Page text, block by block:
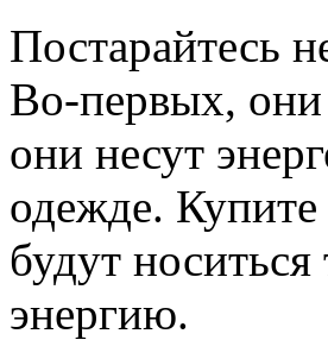
Постарайтесь
Во-первых, они
они несут
одежде.
будут
энергию.